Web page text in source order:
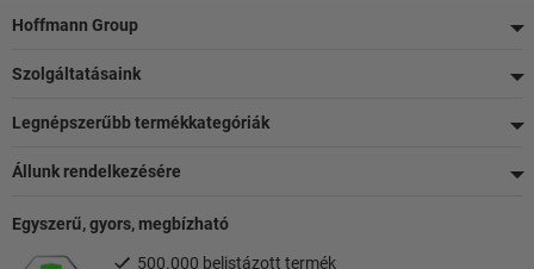
Lábléc
Hoffmann Group
Szolgáltatásaink
Legnépszerűbb termékkategóriák
Állunk rendelkezésére
Egyszerű, gyors, megbízható
500.000 belistázott termék